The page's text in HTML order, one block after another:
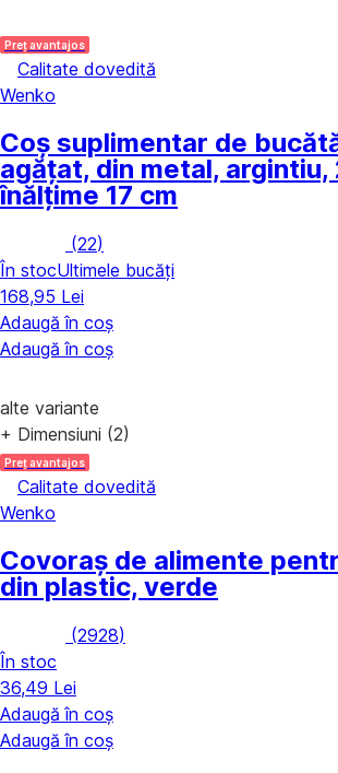
Preț avantajos
Calitate dovedită
Wenko
Coș suplimentar de
agățat, din metal,
înălțime 17 cm
(22)
În stocUltimele bucăți
168,95 Lei
Adaugă în coș
Adaugă în coș
alte variante
+ Dimensiuni (2)
Preț avantajos
Calitate dovedită
Wenko
Covoraș de alimente
din plastic, verde
(2928)
În stoc
36,49 Lei
Adaugă în coș
Adaugă în coș